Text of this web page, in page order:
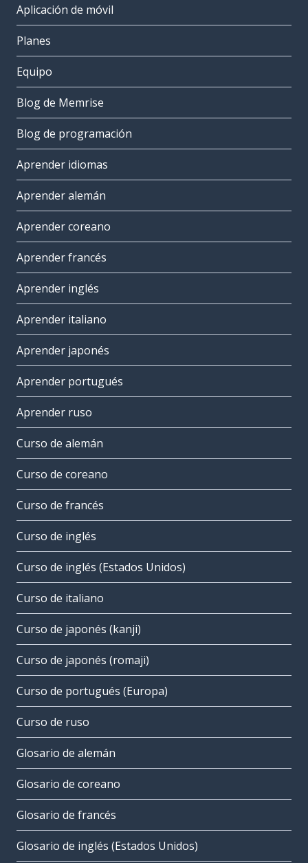
Aplicación de móvil
Planes
Equipo
Blog de Memrise
Blog de programación
Aprender idiomas
Aprender alemán
Aprender coreano
Aprender francés
Aprender inglés
Aprender italiano
Aprender japonés
Aprender portugués
Aprender ruso
Curso de alemán
Curso de coreano
Curso de francés
Curso de inglés
Curso de inglés (Estados Unidos)
Curso de italiano
Curso de japonés (kanji)
Curso de japonés (romaji)
Curso de portugués (Europa)
Curso de ruso
Glosario de alemán
Glosario de coreano
Glosario de francés
Glosario de inglés (Estados Unidos)